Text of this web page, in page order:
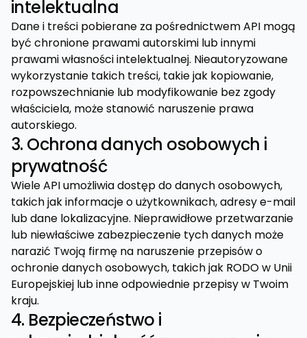
intelektualna
Dane i treści pobierane za pośrednictwem API mogą
być chronione prawami autorskimi lub innymi
prawami własności intelektualnej. Nieautoryzowane
wykorzystanie takich treści, takie jak kopiowanie,
rozpowszechnianie lub modyfikowanie bez zgody
właściciela, może stanowić naruszenie prawa
autorskiego.
3. Ochrona danych osobowych i
prywatność
Wiele API umożliwia dostęp do danych osobowych,
takich jak informacje o użytkownikach, adresy e-mail
lub dane lokalizacyjne. Nieprawidłowe przetwarzanie
lub niewłaściwe zabezpieczenie tych danych może
narazić Twoją firmę na naruszenie przepisów o
ochronie danych osobowych, takich jak RODO w Unii
Europejskiej lub inne odpowiednie przepisy w Twoim
kraju.
4. Bezpieczeństwo i